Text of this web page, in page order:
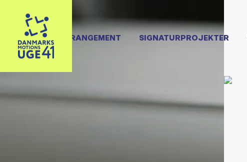
OPRET ARRANGEMENT SIGNATURPROJEKTER